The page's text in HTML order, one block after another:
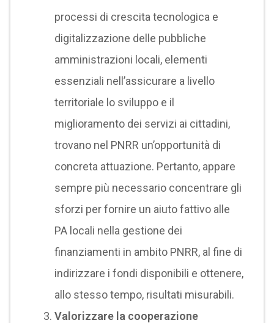
processi di crescita tecnologica e
digitalizzazione delle pubbliche
amministrazioni locali, elementi
essenziali nell’assicurare a livello
territoriale lo sviluppo e il
miglioramento dei servizi ai cittadini,
trovano nel PNRR un’opportunità di
concreta attuazione. Pertanto, appare
sempre più necessario concentrare gli
sforzi per fornire un aiuto fattivo alle
PA locali nella gestione dei
finanziamenti in ambito PNRR, al fine di
indirizzare i fondi disponibili e ottenere,
allo stesso tempo, risultati misurabili.
Valorizzare la cooperazione